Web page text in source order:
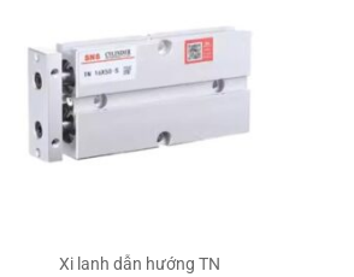
Xi lanh dẫn hướng TN